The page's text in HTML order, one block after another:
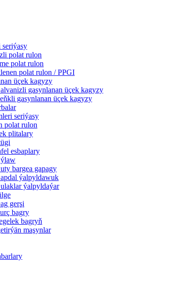
seriýasy
polat rulon
polat rulon
polat rulon / PPGI
üçek kagyzy
gasynlanan üçek kagyzy
gasynlanan üçek kagyzy
seriýasy
polat rulon
plitalary
esbaplary
bargea gapagy
ýalpyldawuk
ýalpyldaýar
gerşi
bagry
bagryň
maşynlar